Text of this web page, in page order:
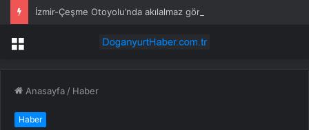
Menü
Anasayfa / Haber
Haber